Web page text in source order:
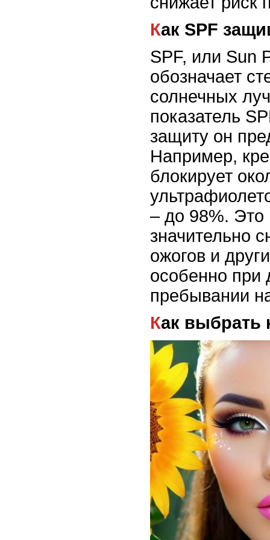
Как SPF
SPF, или Sun
обозначает
солнечных
показатель
защиту он
Например,
блокирует
– до 98%. Это
значительно
ожогов и
особенно при
пребывании
Как выбрать